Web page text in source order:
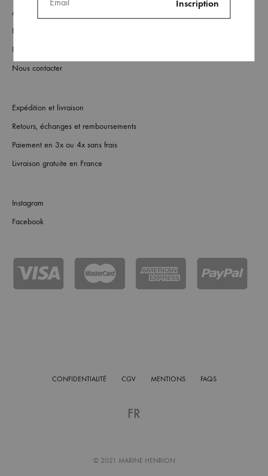
À Propos
Revendeurs
FAQs
Nous contacter
Expédition et livraison
Retours, échanges et remboursements
Paiement en 3x ou 4x sans frais
Livraison gratuite en France
Instagram
Facebook
© 2021 MARINE HENRION
CONFIDENTIALITÉ CGV MENTIONS FAQS
FR